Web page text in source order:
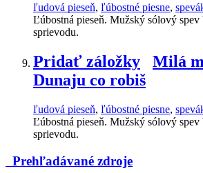
ľudová pieseň, ľúbostné piesne,
Ľúbostná pieseň. Mužský sólový spev
sprievodu.
Pridať záložky
Milá
Dunaju co robiš
ľudová pieseň, ľúbostné piesne,
Ľúbostná pieseň. Mužský sólový spev
sprievodu.
Prehľadávané zdroje